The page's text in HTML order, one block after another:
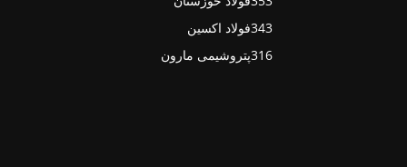
فولاد اکسین343
پتروشیمی مارون316